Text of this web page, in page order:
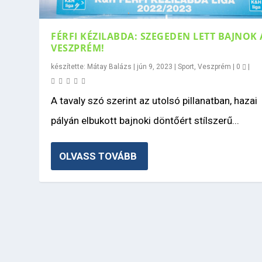
FÉRFI KÉZILABDA: SZEGEDEN LETT BAJNOK
VESZPRÉM!
készítette: Mátay Balázs | jún 9, 2023 |Sport,Veszprém | 0 |
A tavaly szó szerint az utolsó pillanatban, hazai
pályán elbukott bajnoki döntőért stílszerű...
OLVASS TOVÁBB